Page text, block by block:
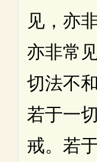
见，亦
亦非常
切法不
若于一
戒。若